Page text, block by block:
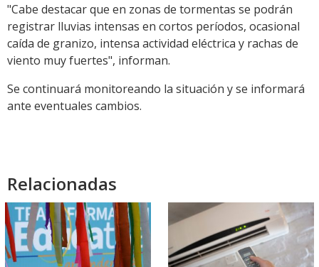
"Cabe destacar que en zonas de tormentas se podrán
registrar lluvias intensas en cortos períodos, ocasional
caída de granizo, intensa actividad eléctrica y rachas de
viento muy fuertes", informan.
Se continuará monitoreando la situación y se informará
ante eventuales cambios.
Relacionadas